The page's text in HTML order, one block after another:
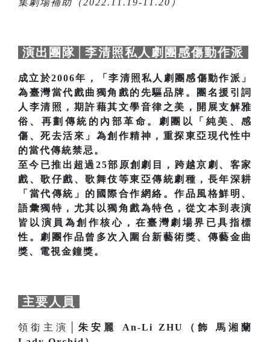
集劇場補助（2022.11.19-11.20）
演出團隊│李清照私人劇團感傷動作派
成立於2006年，「李清照私人劇團感傷動作派」
為臺灣當代戲曲獨角戲的先驅品牌。團名援引詞
人李清照，期許藉其文學音律之美，開展支解雅
俗、再劃傳統的內部革命。劇團以「純美、感
傷、死去活來」為創作精神，重探東亞現代性中
的當代傳統禁忌。
至今已推出超過25部原創劇目，跨越京劇、客家
戲、歌仔戲、歌舞伎等東亞傳統劇種，長年深耕
「當代傳統」的國際合作網絡。作品風格鮮明、
語彙獨特，尤其以獨角戲為特色，從文本到表演
皆以演員為創作核心，在臺灣劇場界已具指標
性。劇團作品曾多次入圍台新藝術獎、傳藝金曲
獎、電視金鐘獎。
主要人員
領銜主演│
朱安麗 An-Li ZHU（飾 馬湘蘭